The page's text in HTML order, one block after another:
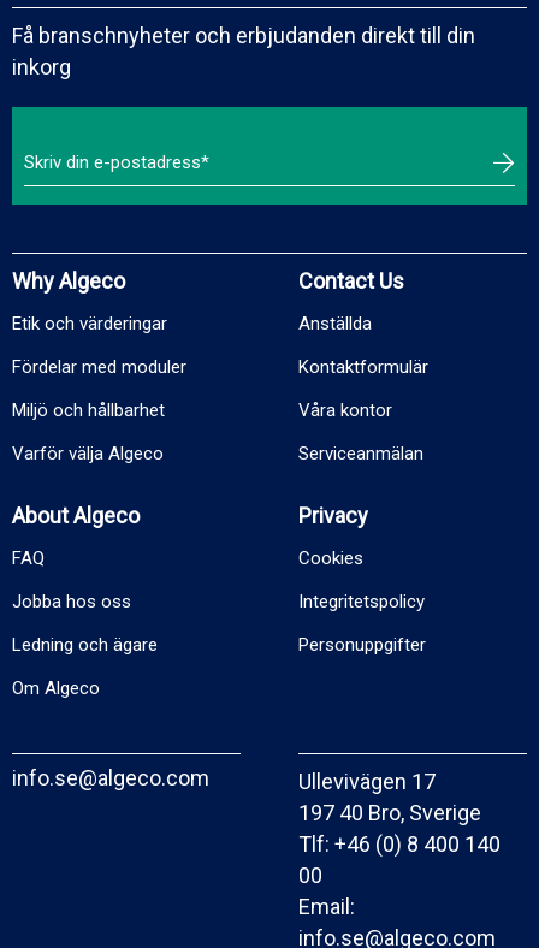
Få branschnyheter och erbjudanden direkt till din
inkorg
Why Algeco
Etik och värderingar
Fördelar med moduler
Miljö och hållbarhet
Varför välja Algeco
Contact Us
Anställda
Kontaktformulär
Våra kontor
Serviceanmälan
About Algeco
FAQ
Jobba hos oss
Ledning och ägare
Om Algeco
Privacy
Cookies
Integritetspolicy
Personuppgifter
info.se@algeco.com
Ullevivägen 17
197 40 Bro, Sverige
Tlf: +46 (0) 8 400 140
00
Email:
info.se@algeco.com